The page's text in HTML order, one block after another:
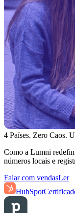
4 Países. Zero Caos.
Como a Lumni
números locais e
Falar com vendasLer
HubSpot